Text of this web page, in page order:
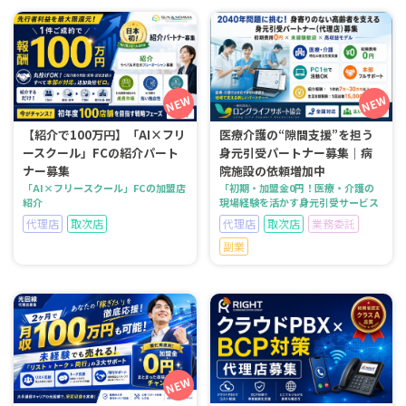
【紹介で100万円】「AI×フリ
ースクール」FCの紹介パート
ナー募集
「AI×フリースクール」FCの加盟店
紹介
代理店 取次店
医療介護の“隙間支援”を担う
身元引受パートナー募集｜病
院施設の依頼増加中
「初期・加盟金0円！医療・介護の
現場経験を活かす身元引受サービス
代理店 取次店
業務委託
副業